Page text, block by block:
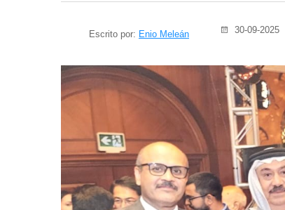
Escrito por: Enio Meleán 30-09-2025